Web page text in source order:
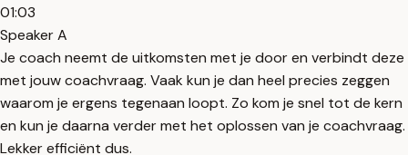
01:03
Speaker A
Je coach neemt de uitkomsten met je door en verbindt deze
met jouw coachvraag. Vaak kun je dan heel precies zeggen
waarom je ergens tegenaan loopt. Zo kom je snel tot de kern
en kun je daarna verder met het oplossen van je coachvraag.
Lekker efficiënt dus.